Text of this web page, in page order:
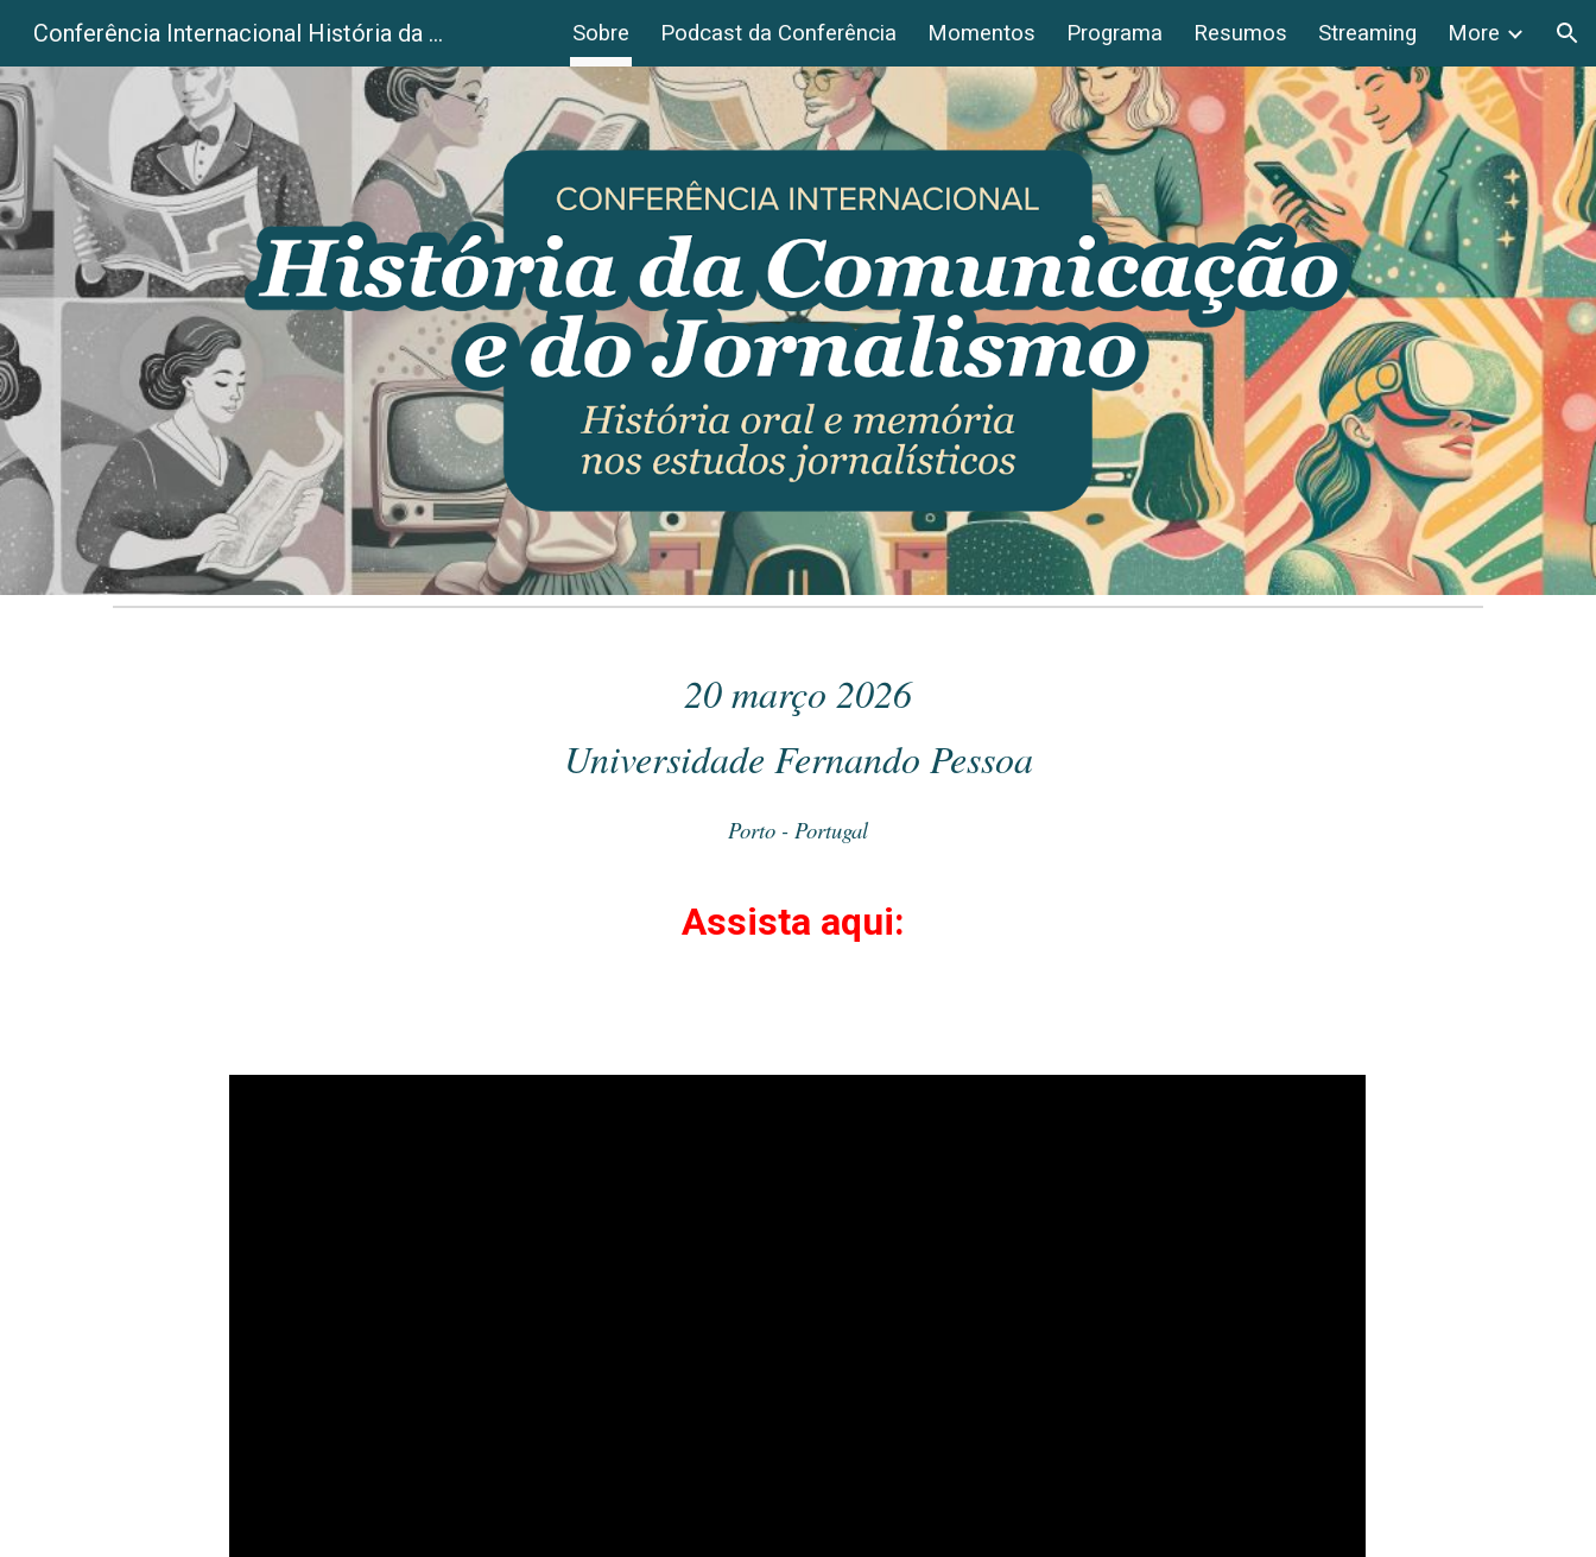
Skip to main content Skip to navigation
Conferência Internacional História da Comunicação e do Jornalismo Sobre Podcast da Conferência Momentos Programa Resumos Streaming More
20 março 2026
Universidade Fernando Pessoa
Porto - Portugal
Assista aqui: